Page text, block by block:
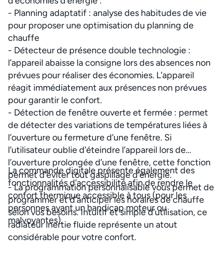
- Planning adaptatif : analyse des habitudes de vie
pour proposer une optimisation du planning de
chauffe
- Détecteur de présence double technologie :
l’appareil abaisse la consigne lors des absences non
prévues pour réaliser des économies. L’appareil
réagit immédiatement aux présences non prévues
pour garantir le confort.
- Détection de fenêtre ouverte et fermée : permet
de détecter des variations de températures liées à
l’ouverture ou fermeture d’une fenêtre. Si
l’utilisateur oublie d’éteindre l’appareil lors de
l’ouverture prolongée d’une fenêtre, cette fonction
permet d’éviter tout gaspillage d’énergie.
- La programmation personnalisable vous permet de
programmer et d’anticiper les horaires de chauffe
selon vos besoins. Intuitif et simple d’utilisation, ce
radiateur inertie fluide représente un atout
considérable pour votre confort.
La commande digitale présente également des
fonctionnalités d’accessibilité afin de rendre le
confort thermique accessible à tous (pour les
personnes ayant un handicap moteur ou
malvoyantes).